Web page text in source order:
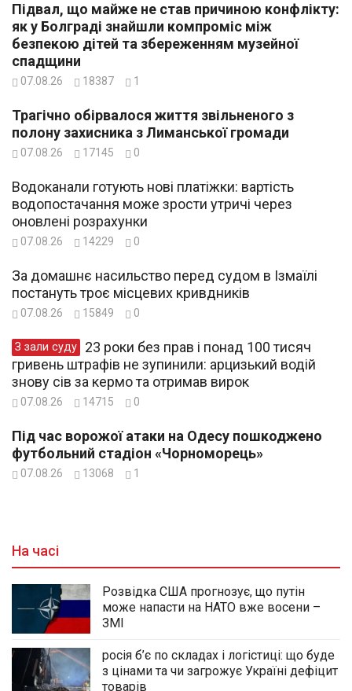
Підвал, що майже не став причиною конфлікту:
як у Болграді знайшли компроміс між
безпекою дітей та збереженням музейної
спадщини
07.08.26 18387 1
Трагічно обірвалося життя звільненого з
полону захисника з Лиманської громади
07.08.26 17145 0
Водоканали готують нові платіжки: вартість
водопостачання може зрости утричі через
оновлені розрахунки
07.08.26 14229 0
За домашнє насильство перед судом в Ізмаїлі
постануть троє місцевих кривдників
07.08.26 15849 0
З зали суду
гривень штрафів не зупинили: арцизький водій
знову сів за кермо та отримав вирок
07.08.26 14715 0
Під час ворожої атаки на Одесу пошкоджено
футбольний стадіон «Чорноморець»
07.08.26 13068 1
На часі
Розвідка США прогнозує, що путін
може напасти на НАТО вже восени –
ЗМІ
росія б’є по складах і логістиці: що буде
з цінами та чи загрожує Україні дефіцит
товарів